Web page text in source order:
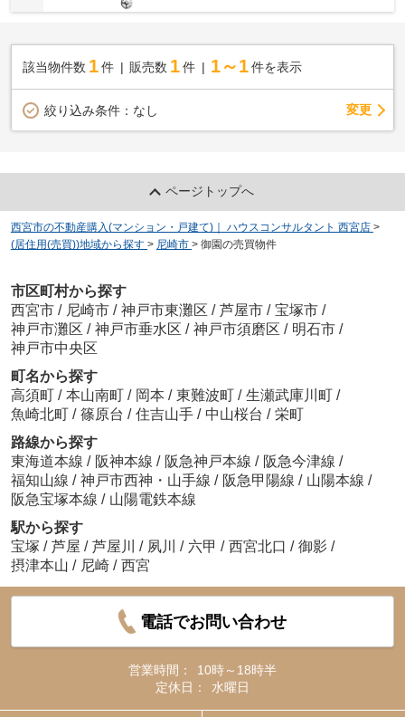
該当物件数 1件 販売数 1 件 1～1 件を表示
絞り込み条件： なし 変更
ページトップへ
西宮市の不動産購入(マンション・戸建て)｜ ハウスコンサルタント 西宮店 >
(居住用(売買))地域から探す > 尼崎市 > 御園の売買物件
市区町村から探す
西宮市 / 尼崎市 / 神戸市東灘区 / 芦屋市 / 宝塚市 /
神戸市灘区 / 神戸市垂水区 / 神戸市須磨区 / 明石市 /
神戸市中央区
町名から探す
高須町 / 本山南町 / 岡本 / 東難波町 / 生瀬武庫川町 /
魚崎北町 / 篠原台 / 住吉山手 / 中山桜台 / 栄町
路線から探す
東海道本線 / 阪神本線 / 阪急神戸本線 / 阪急今津線 /
福知山線 / 神戸市西神・山手線 / 阪急甲陽線 / 山陽本線 /
阪急宝塚本線 / 山陽電鉄本線
駅から探す
宝塚 / 芦屋 / 芦屋川 / 夙川 / 六甲 / 西宮北口 / 御影 /
摂津本山 / 尼崎 / 西宮
電話でお問い合わせ
営業時間：
10時～18時半
定休日：
水曜日